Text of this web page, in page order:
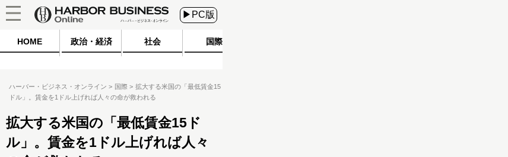
▶PC版
HOME 政治・経済 社会 国際
ハーバー・ビジネス・オンライン 国際
拡大する米国の「最低賃金15
ドル」。賃金を1ドル上げれば人々の命が救われる
拡大する米国の「最低賃金15ド
ル」。賃金を1ドル上げれば人々